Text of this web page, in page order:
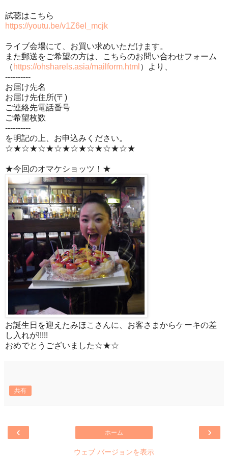
試聴はこちら
https://youtu.be/v1Z6eI_mcjk
ライブ会場にて、お買い求めいただけます。
また郵送をご希望の方は、こちらのお問い合わせフォーム
（ https://ohsharels.asia/mailform.html ）より、
----------
お届け先名
お届け先住所(〒)
ご連絡先電話番号
ご希望枚数
----------
を明記の上、お申込みください。
☆★☆★☆★☆★☆★☆★☆★☆★
★今回のオマケショッツ！★
お誕生日を迎えたみほこさんに、お客さまからケーキの差
し入れが!!!!!
おめでとうございました☆★☆
共有
‹ ›
ホーム
ウェブ バージョンを表示